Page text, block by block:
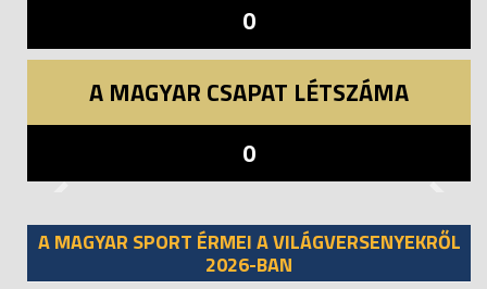
0
A MAGYAR CSAPAT LÉTSZÁMA
0
A MAGYAR SPORT ÉRMEI A VILÁGVERSENYEKRŐL
2026-BAN